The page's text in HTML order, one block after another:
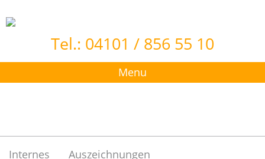
Tel.: 04101 / 856 55 10
Menu
Internes Auszeichnungen